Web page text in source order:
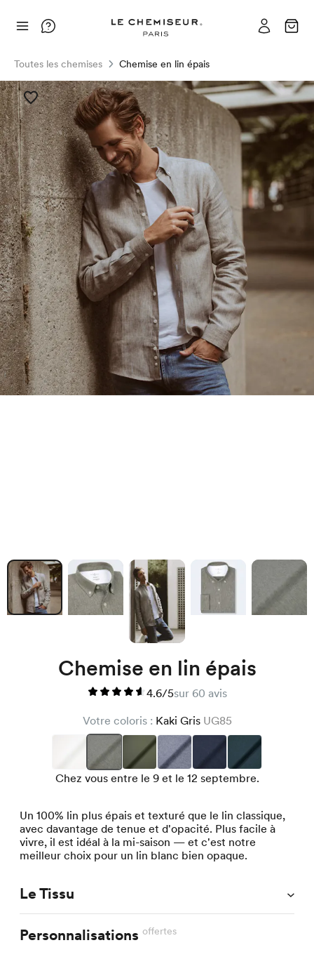
Toutes les chemises Chemise en lin épais
Chemise en lin épais
4.6/5sur 60 avis
Votre coloris : Kaki Gris UG85
Chez vous entre le 9 et le 12 septembre.
Un 100% lin plus épais et texturé que le lin classique,
avec davantage de tenue et d'opacité. Plus facile à
vivre, il est idéal à la mi-saison — et c'est notre
meilleur choix pour un lin blanc bien opaque.
Le Tissu
Personnalisations offertes